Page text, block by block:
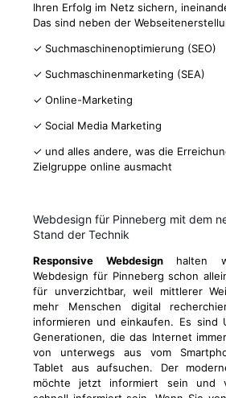
Ihren Erfolg im Netz sichern,
Das sind neben der
✓ Suchmaschinenoptimierung (SEO)
✓ Suchmaschinenmarketing (SEA)
✓ Online-Marketing
✓ Social Media Marketing
✓ und alles andere, was die
Zielgruppe online ausmacht
Webdesign für Pinneberg mit dem
Stand der Technik
Responsive Webdesignhalten
Webdesign für Pinneberg schon
für unverzichtbar, weil mittlerer
mehr Menschen digital
informieren und einkaufen. Es sind
Generationen, die das Internet
von unterwegs aus vom
Tablet aus aufsuchen. Der
möchte jetzt informiert sein und